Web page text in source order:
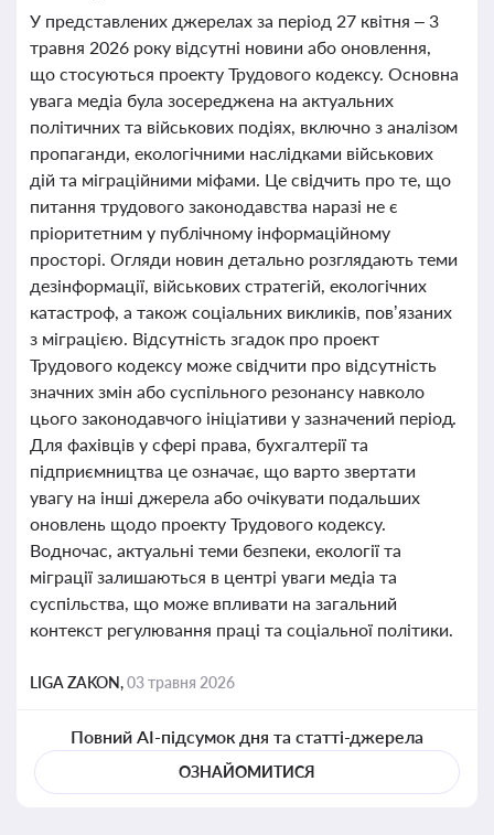
У представлених джерелах за період 27 квітня – 3
травня 2026 року відсутні новини або оновлення,
що стосуються проекту Трудового кодексу. Основна
увага медіа була зосереджена на актуальних
політичних та військових подіях, включно з аналізом
пропаганди, екологічними наслідками військових
дій та міграційними міфами. Це свідчить про те, що
питання трудового законодавства наразі не є
пріоритетним у публічному інформаційному
просторі. Огляди новин детально розглядають теми
дезінформації, військових стратегій, екологічних
катастроф, а також соціальних викликів, пов’язаних
з міграцією. Відсутність згадок про проект
Трудового кодексу може свідчити про відсутність
значних змін або суспільного резонансу навколо
цього законодавчого ініціативи у зазначений період.
Для фахівців у сфері права, бухгалтерії та
підприємництва це означає, що варто звертати
увагу на інші джерела або очікувати подальших
оновлень щодо проекту Трудового кодексу.
Водночас, актуальні теми безпеки, екології та
міграції залишаються в центрі уваги медіа та
суспільства, що може впливати на загальний
контекст регулювання праці та соціальної політики.
LIGA ZAKON,03 травня 2026
Повний AI-підсумок дня та статті-джерела
ОЗНАЙОМИТИСЯ